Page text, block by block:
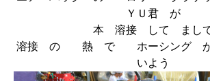
ＹＵ君 が
本 溶接 して まし
溶接 の 熱 で ホーシング
いよう